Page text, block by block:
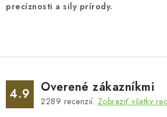
precíznosti a sily prírody.
4.9 Overené zákazníkmi
2289 recenzií. Zobraziť všetky